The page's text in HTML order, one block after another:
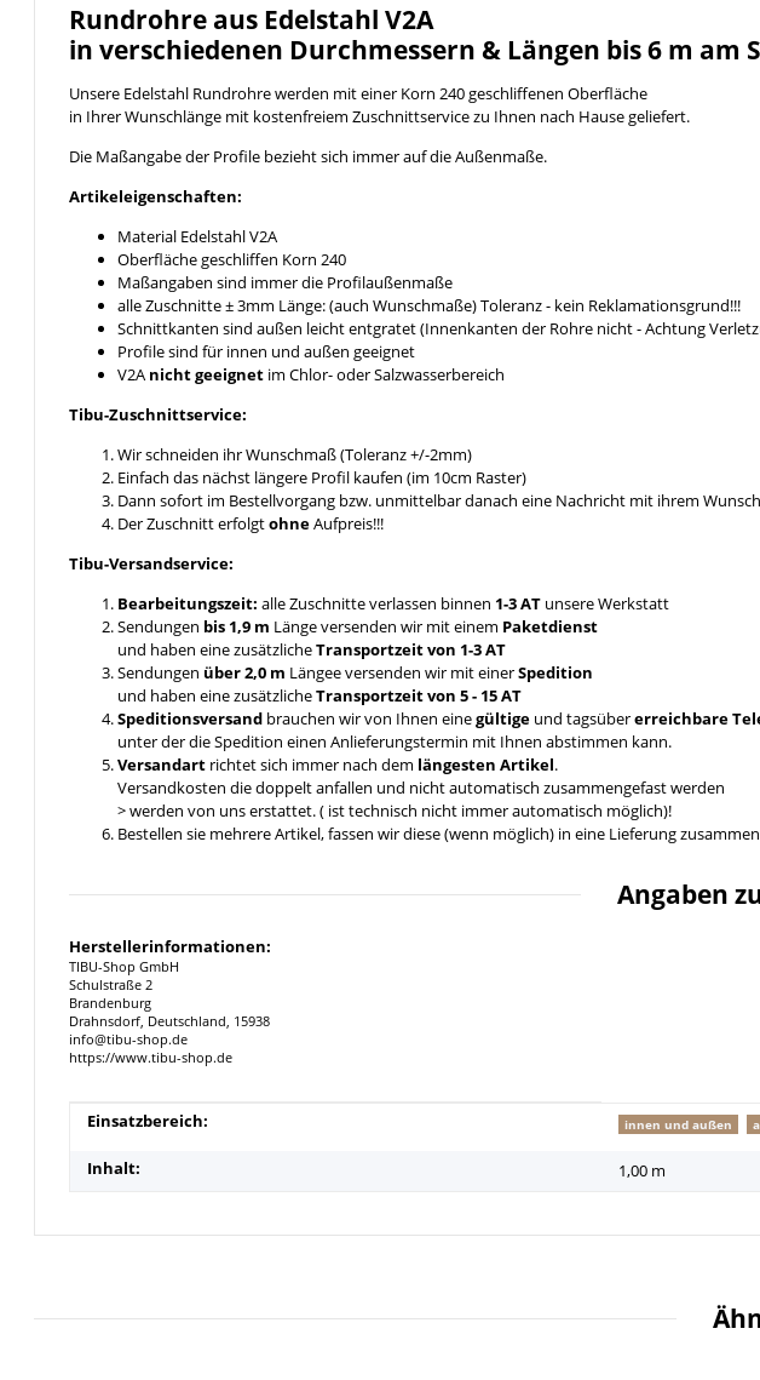
Rundrohre aus Edelstahl V2A
in verschiedenen Durchmessern & Längen bis 6 m am
Unsere Edelstahl Rundrohre werden mit einer Korn 240 geschliffenen Oberfläche
in Ihrer Wunschlänge mit kostenfreiem Zuschnittservice zu Ihnen nach Hause geliefert.
Die Maßangabe der Profile bezieht sich immer auf die Außenmaße.
Artikeleigenschaften:
Material Edelstahl V2A
Oberfläche geschliffen Korn 240
Maßangaben sind immer die Profilaußenmaße
alle Zuschnitte ± 3mm Länge: (auch Wunschmaße) Toleranz - kein Reklamationsgrund!!!
Schnittkanten sind außen leicht entgratet (Innenkanten der Rohre nicht - Achtung
Profile sind für innen und außen geeignet
V2A nicht geeignet im Chlor- oder Salzwasserbereich
Tibu-Zuschnittservice:
Wir schneiden ihr Wunschmaß (Toleranz +/-2mm)
Einfach das nächst längere Profil kaufen (im 10cm Raster)
Dann sofort im Bestellvorgang bzw. unmittelbar danach eine Nachricht mit ihrem
Der Zuschnitt erfolgtohneAufpreis!!!
Tibu-Versandservice:
Bearbeitungszeit: alle Zuschnitte verlassen binnen 1-3 AT unsere Werkstatt
Sendungen bis 1,9 m Länge versenden wir mit einem Paketdienst
und haben eine zusätzlicheTransportzeit von 1-3 AT
Sendungen über 2,0 m Längee versenden wir mit einerSpedition
und haben eine zusätzlicheTransportzeit von 5 - 15 AT
Speditionsversand brauchen wir von Ihnen einegültige und tagsübererreichbare
unter der die Spedition einen Anlieferungstermin mit Ihnen abstimmen kann.
Versandart richtet sich immer nach dem längesten Artikel.
Versandkosten die doppelt anfallen und nicht automatisch zusammengefast werden
> werden von uns erstattet. ( ist technisch nicht immer automatisch möglich)!
Bestellen sie mehrere Artikel, fassen wir diese (wenn möglich) in eine Lieferung zusammen
Angaben
Herstellerinformationen:
TIBU-Shop GmbH
Schulstraße 2
Brandenburg
Drahnsdorf, Deutschland, 15938
info@tibu-shop.de
https://www.tibu-shop.de
Produkteigenschaft
Wert
Einsatzbereich: innen und außen
Inhalt: 1,00 m